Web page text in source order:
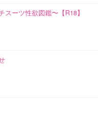
ーツ性欲図鑑〜【R18】